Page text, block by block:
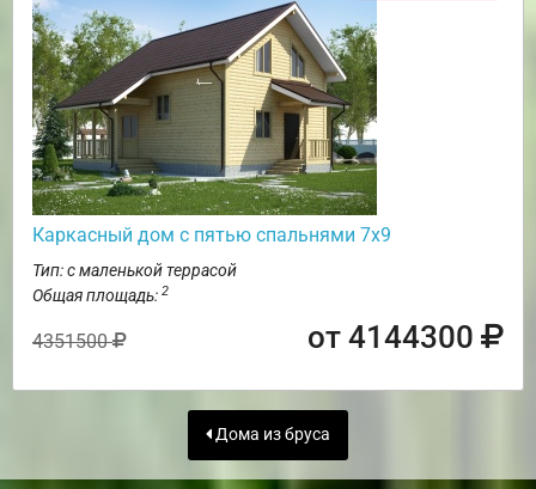
Каркасный дом с пятью спальнями 7х9
Тип: с маленькой террасой
Общая площадь: 2
4351500 от 4144300
Дома из бруса